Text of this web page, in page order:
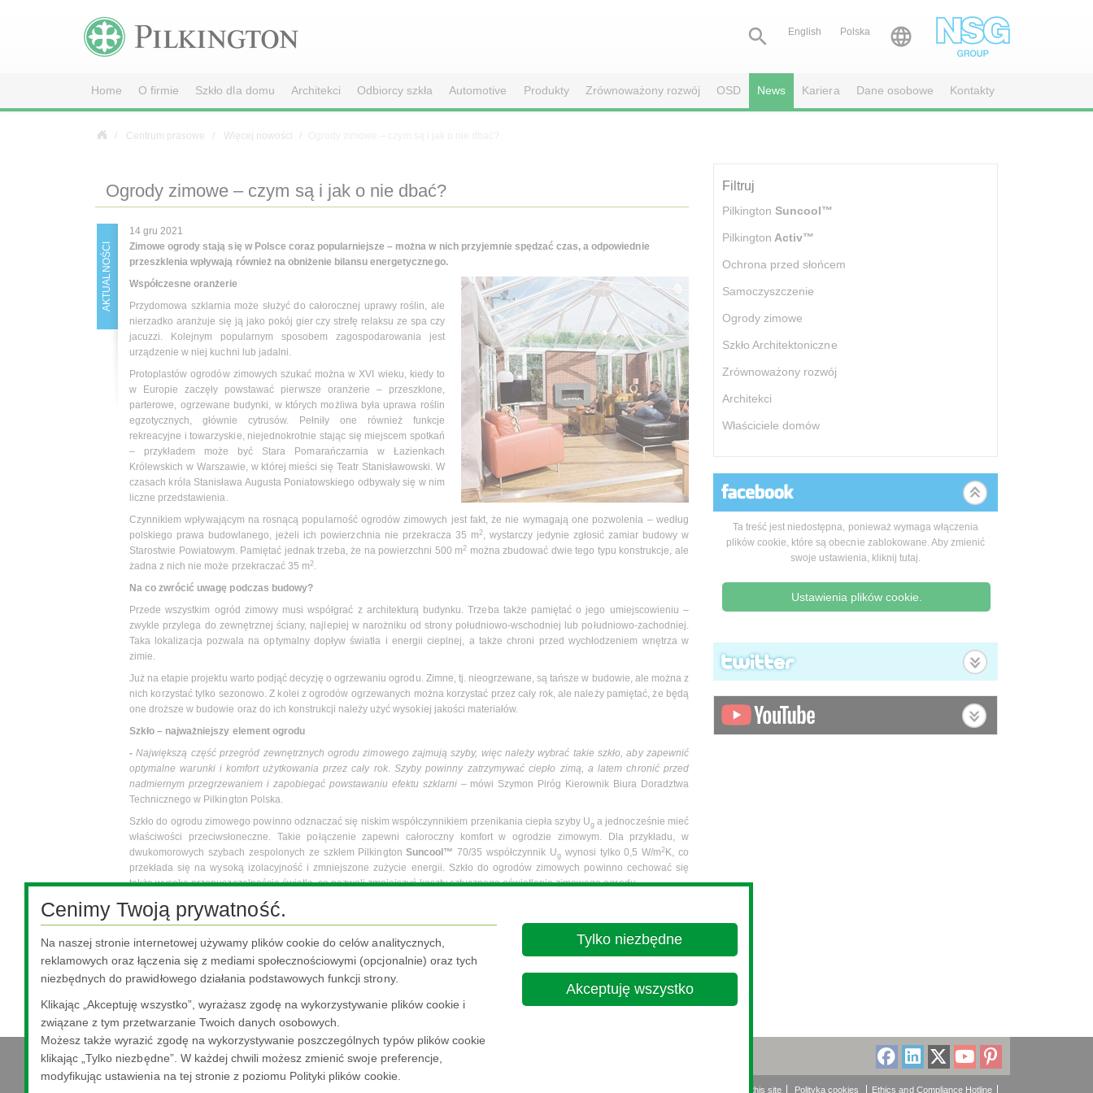
 English Polska 
Home O firmie Szkło dla domu Architekci Odbiorcy szkła Automotive Produkty Zrównoważony rozwój OSD News Kariera Dane osobowe Kontakty
Centrum prasowe Więcej nowości
Ogrody zimowe – czym są i jak o nie dbać?
AKTUALNOŚCI
14 gru 2021
Zimowe ogrody stają się w Polsce coraz popularniejsze – można w nich przyjemnie spędzać czas, a odpowiednie
przeszklenia wpływają również na obniżenie bilansu energetycznego.
Współczesne oranżerie
Przydomowa szklarnia może służyć do całorocznej uprawy roślin, ale
nierzadko aranżuje się ją jako pokój gier czy strefę relaksu ze spa czy
jacuzzi. Kolejnym popularnym sposobem zagospodarowania jest
urządzenie w niej kuchni lub jadalni.
Protoplastów ogrodów zimowych szukać można w XVI wieku, kiedy to
w Europie zaczęły powstawać pierwsze oranżerie – przeszklone,
parterowe, ogrzewane budynki, w których możliwa była uprawa roślin
egzotycznych, głównie cytrusów. Pełniły one również funkcje
rekreacyjne i towarzyskie, niejednokrotnie stając się miejscem spotkań
– przykładem może być Stara Pomarańczarnia w Łazienkach
Królewskich w Warszawie, w której mieści się Teatr Stanisławowski. W
czasach króla Stanisława Augusta Poniatowskiego odbywały się w nim
liczne przedstawienia.
Czynnikiem wpływającym na rosnącą popularność ogrodów zimowych jest fakt, że nie wymagają one pozwolenia – według
polskiego prawa budowlanego, jeżeli ich powierzchnia nie przekracza 35 m2, wystarczy jedynie zgłosić zamiar budowy w
Starostwie Powiatowym. Pamiętać jednak trzeba, że na powierzchni 500 m2 można zbudować dwie tego typu konstrukcje, ale
żadna z nich nie może przekraczać 35 m2.
Na co zwrócić uwagę podczas budowy?
Przede wszystkim ogród zimowy musi współgrać z architekturą budynku. Trzeba także pamiętać o jego umiejscowieniu –
zwykle przylega do zewnętrznej ściany, najlepiej w narożniku od strony południowo-wschodniej lub południowo-zachodniej.
Taka lokalizacja pozwala na optymalny dopływ światła i energii cieplnej, a także chroni przed wychłodzeniem wnętrza w
zimie.
Już na etapie projektu warto podjąć decyzję o ogrzewaniu ogrodu. Zimne, tj. nieogrzewane, są tańsze w budowie, ale można z
nich korzystać tylko sezonowo. Z kolei z ogrodów ogrzewanych można korzystać przez cały rok, ale należy pamiętać, że będą
one droższe w budowie oraz do ich konstrukcji należy użyć wysokiej jakości materiałów.
Szkło – najważniejszy element ogrodu
-Największą część przegród zewnętrznych ogrodu zimowego zajmują szyby, więc należy wybrać takie szkło, aby zapewnić
optymalne warunki i komfort użytkowania przez cały rok. Szyby powinny zatrzymywać ciepło zimą, a latem chronić przed
nadmiernym przegrzewaniem i zapobiegać powstawaniu efektu szklarni– mówi Szymon Piróg Kierownik Biura Doradztwa
Technicznego w Pilkington Polska.
Szkło do ogrodu zimowego powinno odznaczać się niskim współczynnikiem przenikania ciepła szyby Uga jednocześnie mieć
właściwości przeciwsłoneczne. Takie połączenie zapewni całoroczny komfort w ogrodzie zimowym. Dla przykładu, w
dwukomorowych szybach zespolonych ze szkłem PilkingtonSuncool™ 70/35 współczynnik Ug wynosi tylko 0,5 W/m2 K, co
przekłada się na wysoką izolacyjność i zmniejszone zużycie energii. Szkło do ogrodów zimowych powinno cechować się
także wysoką przepuszczalnością światła, co pozwoli zmniejszyć koszty sztucznego oświetlenia zimowego ogrodu.
O domową oranżerię należy również odpowiednio dbać. Żeby utrzymać niezakłócony widok i wysokie właściwości techniczne
przeszkleń, należy je regularnie myć łagodnym środkiem czyszczącym z dużą ilością wody. W tym przypadku można także
rozważyć montaż szyb zespolonych, których zewnętrzną warstwą będzie szkło samoczyszczące. Pokryte jest ono powłoką
zawierającą dwutlenek tytanu, który aktywowany promieniowaniem UV ze światła dziennego jest w stanie rozkładać
zanieczyszczenia organiczne, a w czasie deszczu woda spłukuje z powierzchni szyby wszelkie uwolnione zanieczyszczenia.
Zastosowanie szkła samoczyszczącego może przełożyć się na zmniejszone zużycie detergentów oraz wody.
Filtruj
Pilkington Suncool™
Pilkington Activ™
Ochrona przed słońcem
Samoczyszczenie
Ogrody zimowe
Szkło Architektoniczne
Zrównoważony rozwój
Architekci
Właściciele domów
Ta treść jest niedostępna, ponieważ wymaga włączenia
plików cookie, które są obecnie zablokowane. Aby zmienić
swoje ustawienia, kliknij tutaj.
Ustawienia plików cookie.
About this site Polityka cookies Ethics and Compliance Hotline
Cenimy Twoją prywatność.
Na naszej stronie internetowej używamy plików cookie do celów analitycznych,
reklamowych oraz łączenia się z mediami społecznościowymi (opcjonalnie) oraz tych
niezbędnych do prawidłowego działania podstawowych funkcji strony.
Klikając „Akceptuję wszystko”, wyrażasz zgodę na wykorzystywanie plików cookie i
związane z tym przetwarzanie Twoich danych osobowych.
Możesz także wyrazić zgodę na wykorzystywanie poszczególnych typów plików cookie
klikając „Tylko niezbędne”. W każdej chwili możesz zmienić swoje preferencje,
modyfikując ustawienia na tej stronie z poziomu Polityki plików cookie.
Tylko niezbędne
Akceptuję wszystko